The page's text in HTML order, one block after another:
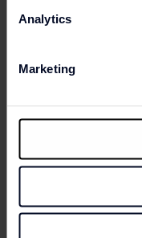
Analytics
Marketing